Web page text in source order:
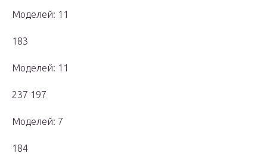
Моделей: 11
183
Моделей: 11
237 197
Моделей: 7
184